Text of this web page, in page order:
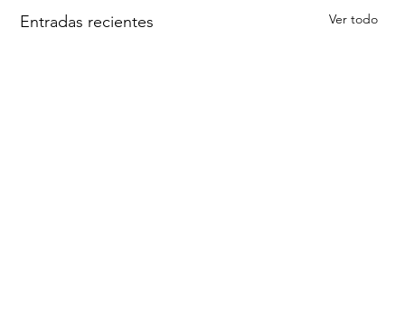
Entradas recientes Ver todo